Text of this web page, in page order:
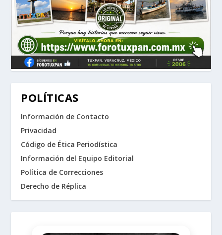
POLÍTICAS
Información de Contacto
Privacidad
Código de Ética Periodística
Información del Equipo Editorial
Política de Correcciones
Derecho de Réplica